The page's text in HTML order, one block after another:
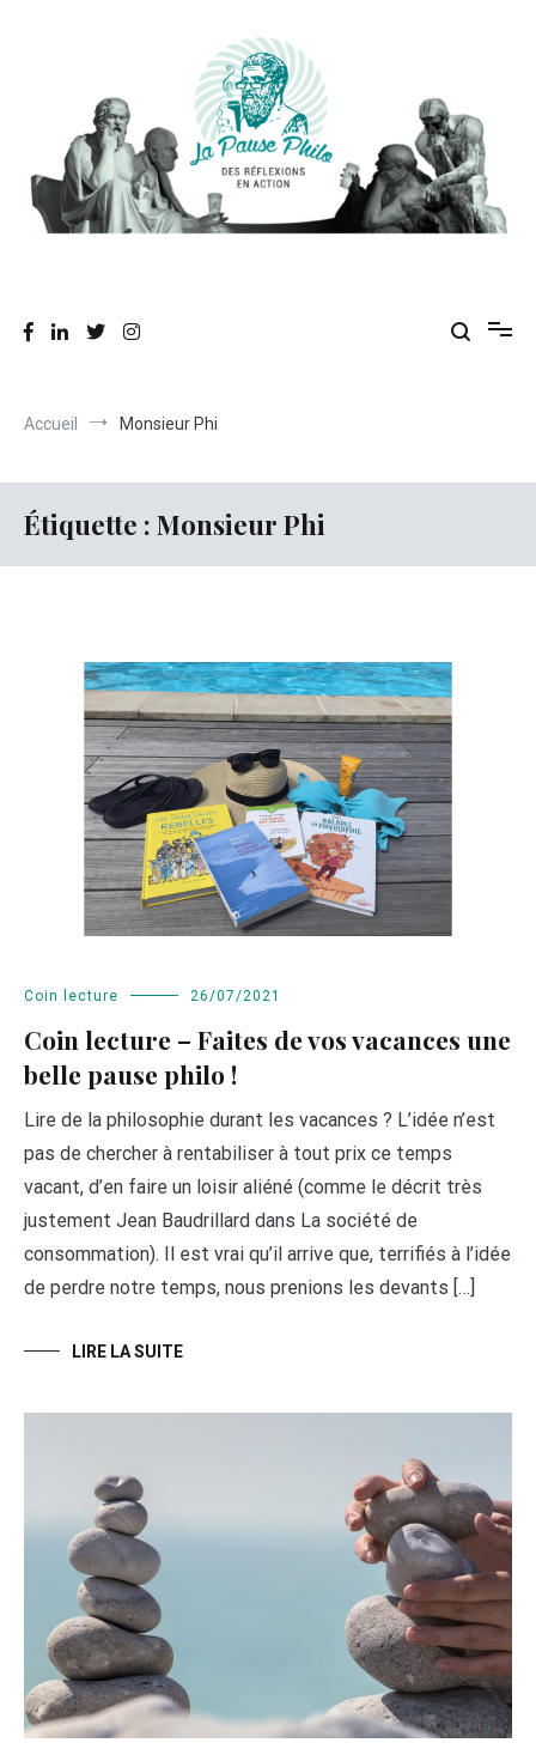
Accueil Monsieur Phi
Étiquette : Monsieur Phi
Coin lecture 26/07/2021
Coin lecture – Faites de vos vacances une
belle pause philo !
Lire de la philosophie durant les vacances ? L’idée n’est
pas de chercher à rentabiliser à tout prix ce temps
vacant, d’en faire un loisir aliéné (comme le décrit très
justement Jean Baudrillard dans La société de
consommation). Il est vrai qu’il arrive que, terrifiés à l’idée
de perdre notre temps, nous prenions les devants […]
LIRE LA SUITE